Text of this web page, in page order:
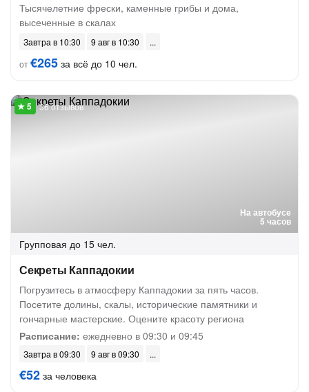
Тысячелетние фрески, каменные грибы и дома,
высеченные в скалах
Завтра в 10:30
9 авг в 10:30
от€265 за всё до 10 чел.
На автобусе
5 часов
36 отзывов
Групповая до 15 чел.
Секреты Каппадокии
Погрузитесь в атмосферу Каппадокии за пять часов.
Посетите долины, скалы, исторические памятники и
гончарные мастерские. Оцените красоту региона
Расписание: ежедневно в 09:30 и 09:45
Завтра в 09:30 9 авг в 09:30
€52 за человека